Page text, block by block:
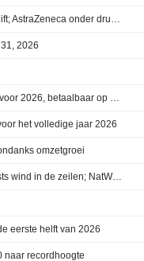
WINNAARS & VERLIEZERS: Huizenbouwers in de lift; AstraZeneca onder druk door fusiegesprekken
2026
Melrose Industries plc kondigt interim-dividend aan voor 2026, betaalbaar op 25 september 2026
het volledige jaar 2026
omzetgroei
STIJGERS & DALERS: Beursrally in Seoel geeft trusts wind in de zeilen; NatWest overtuigt met cijfers
eerste helft van 2026
naar recordhoogte